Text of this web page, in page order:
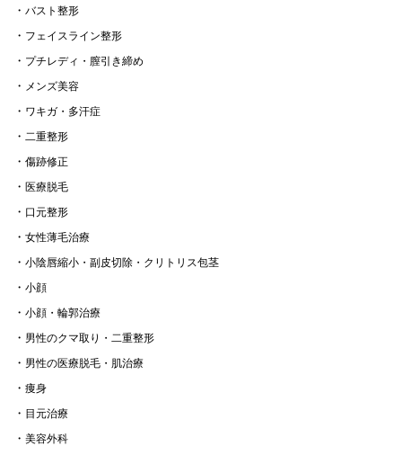
バスト整形
フェイスライン整形
プチレディ・膣引き締め
メンズ美容
ワキガ・多汗症
二重整形
傷跡修正
医療脱毛
口元整形
女性薄毛治療
小陰唇縮小・副皮切除・クリトリス包茎
小顔
小顔・輪郭治療
男性のクマ取り・二重整形
男性の医療脱毛・肌治療
痩身
目元治療
美容外科